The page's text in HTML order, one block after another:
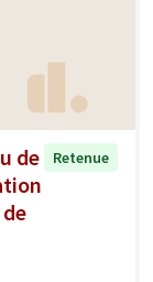
de
Retenue